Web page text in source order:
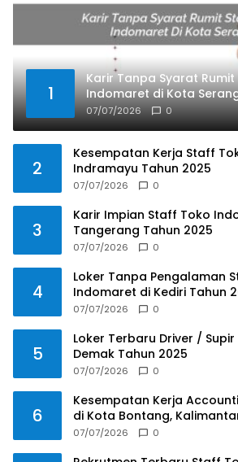
1
Karir Tanpa Syarat
Indomaret di Kota
07/07/2026 0
2
Kesempatan Kerja Staff
Indramayu Tahun 2025
07/07/2026 0
3
Karir Impian Staff Toko
Tangerang Tahun 2025
07/07/2026 0
4
Loker Tanpa Pengalaman
Indomaret di Kediri Tahun
07/07/2026 0
5
Loker Terbaru Driver /
Demak Tahun 2025
07/07/2026 0
6
Kesempatan Kerja
di Kota Bontang,
2025
07/07/2026 0